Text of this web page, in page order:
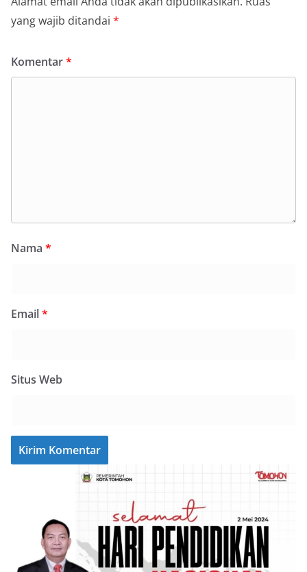
yang wajib ditandai *
Komentar*
Nama *
Email*
Situs Web